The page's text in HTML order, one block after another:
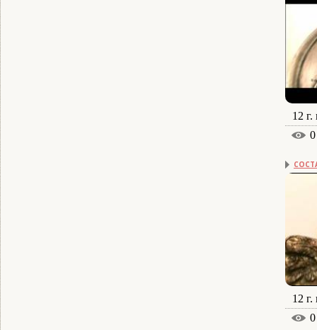
12 г.
0
12 г.
0